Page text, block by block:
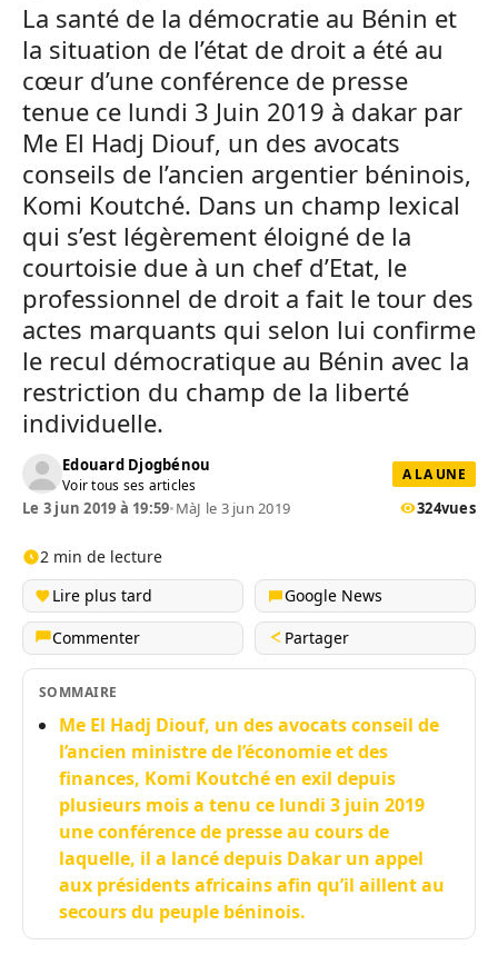
La santé de la démocratie au Bénin et
la situation de l’état de droit a été au
cœur d’une conférence de presse
tenue ce lundi 3 Juin 2019 à dakar par
Me El Hadj Diouf, un des avocats
conseils de l’ancien argentier béninois,
Komi Koutché. Dans un champ lexical
qui s’est légèrement éloigné de la
courtoisie due à un chef d’Etat, le
professionnel de droit a fait le tour des
actes marquants qui selon lui confirme
le recul démocratique au Bénin avec la
restriction du champ de la liberté
individuelle.
Edouard Djogbénou
Voir tous ses articles
A LA UNE
Le 3 jun 2019 à 19:59•MàJ le 3 jun 2019 324vues
2 min de lecture
Lire plus tard
Google News
Commenter
Partager
SOMMAIRE
Me El Hadj Diouf, un des avocats conseil de
l’ancien ministre de l’économie et des
finances, Komi Koutché en exil depuis
plusieurs mois a tenu ce lundi 3 juin 2019
une conférence de presse au cours de
laquelle, il a lancé depuis Dakar un appel
aux présidents africains afin qu’il aillent au
secours du peuple béninois.